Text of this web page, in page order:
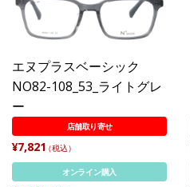
エヌプラスベーシック
NO82-108_53_ライトグレ
ー
店舗取り寄せ
¥7,821 （税込）
オンライン購入